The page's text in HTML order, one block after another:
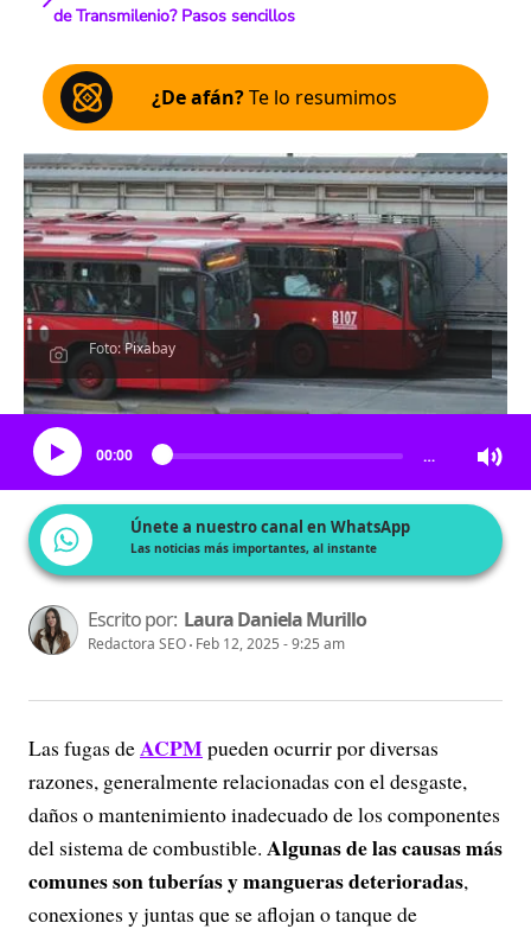
de Transmilenio? Pasos sencillos
¿De afán?Te lo resumimos
Foto: Pixabay
Escucha el artículo
00:00 …
Únete a nuestro canal en WhatsApp
Las noticias más importantes, al instante
Escrito por: Laura Daniela Murillo
Redactora SEO Feb 12, 2025 - 9:25 am
Las fugas deACPMpueden ocurrir por diversas
razones, generalmente relacionadas con el desgaste,
daños o mantenimiento inadecuado de los componentes
del sistema de combustible. Algunas de las causas más
comunes son tuberías y mangueras deterioradas,
conexiones y juntas que se aflojan o tanque de